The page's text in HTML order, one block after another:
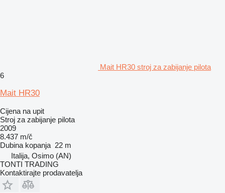
Mait HR30 stroj za zabijanje pilota
6
Mait HR30
Cijena na upit
Stroj za zabijanje pilota
2009
8.437 m/č
Dubina kopanja 22 m
Italija, Osimo (AN)
TONTI TRADING
Kontaktirajte prodavatelja